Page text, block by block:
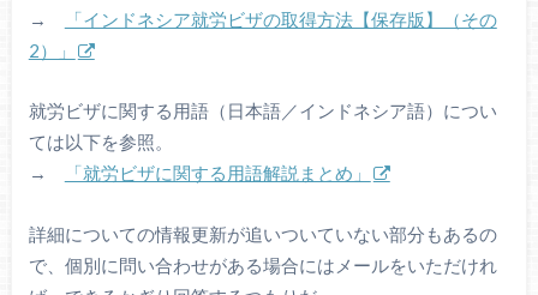
→
「インドネシア就労ビザの取得方法【保存版】（その
2）」
就労ビザに関する用語（日本語／インドネシア語）につい
ては以下を参照。
→
「就労ビザに関する用語解説まとめ」
詳細についての情報更新が追いついていない部分もあるの
で、個別に問い合わせがある場合にはメールをいただけれ